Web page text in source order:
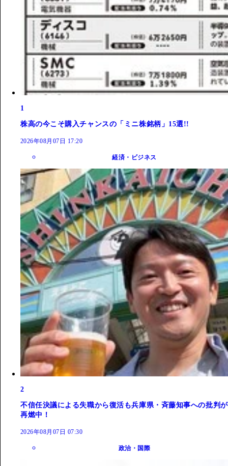
1
株高の今こそ購入チャンスの「ミニ株銘柄」15選!!
2026年08月07日 17:20
経済・ビジネス
2
不信任決議による失職から復活も兵庫県・斉藤知事への批判が
再燃中！
2026年08月07日 07:30
政治・国際